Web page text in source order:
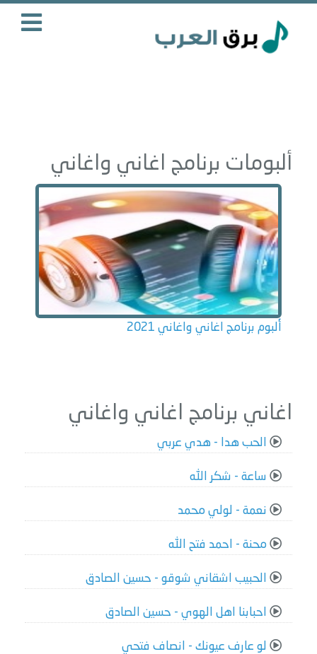
ألبومات برنامج اغاني واغاني
ألبوم برنامج اغاني واغاني 2021
اغاني برنامج اغاني واغاني
الحب هدا - هدي عربي
ساعة - شكر الله
نعمة - لولي محمد
محنة - احمد فتح الله
الحبيب اشقاني شوقو - حسين الصادق
احبابنا اهل الهوي - حسين الصادق
لو عارف عيونك - انصاف فتحي